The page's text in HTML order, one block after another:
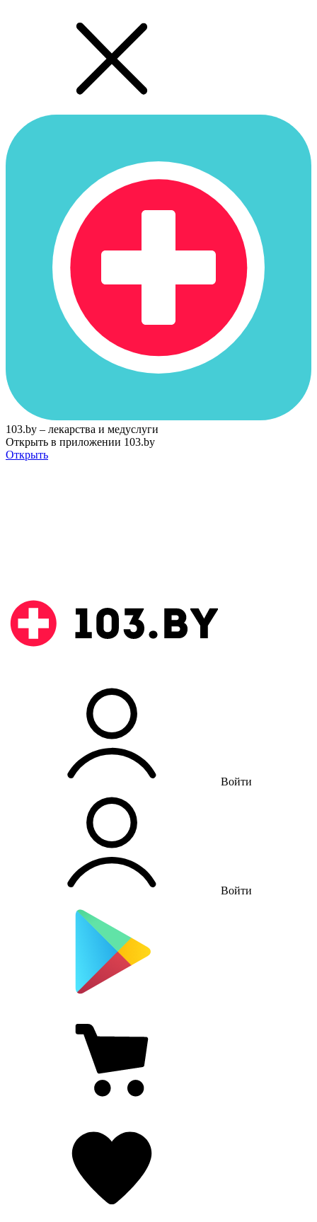
103.by – лекарства и медуслуги
Открыть в приложении 103.by
Открыть
Войти
Войти